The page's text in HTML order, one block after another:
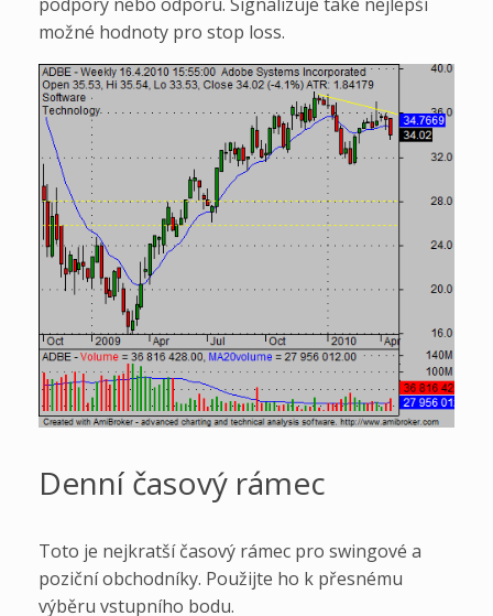
možné hodnoty pro stop loss.
Denní časový rámec
Toto je nejkratší časový rámec pro swingové a
poziční obchodníky. Použijte ho k přesnému
výběru vstupního bodu.